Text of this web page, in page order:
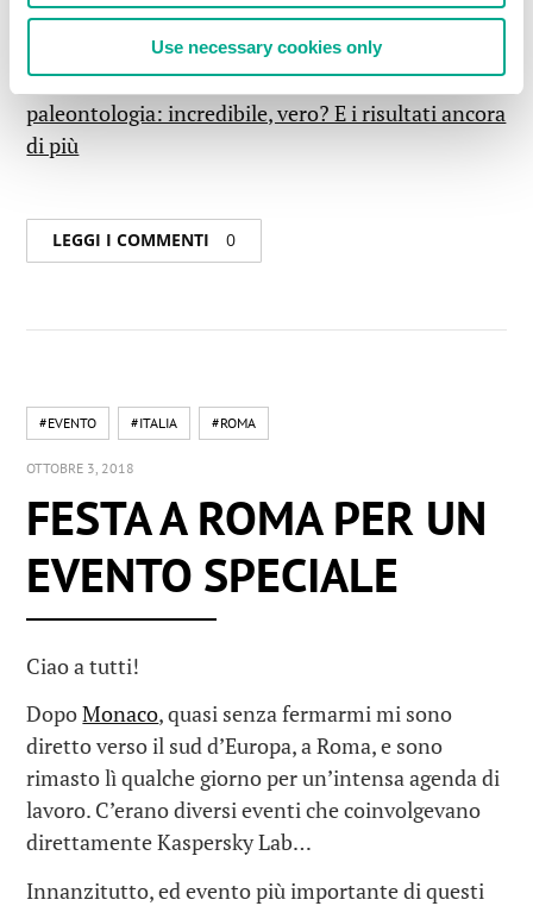
Use necessary cookies only
dell’offerta, abbiamo deciso di proporre un nuovo
servizio sul mercato:Kaspersky Managed
Protection.Continua a leggere:Cyber-
paleontologia: incredibile, vero? E i risultati ancora
di più
LEGGI I COMMENTI 0
#EVENTO #ITALIA #ROMA
OTTOBRE 3, 2018
FESTA A ROMA PER UN
EVENTO SPECIALE
Ciao a tutti!
DopoMonaco, quasi senza fermarmi mi sono
diretto verso il sud d’Europa, a Roma, e sono
rimasto lì qualche giorno per un’intensa agenda di
lavoro. C’erano diversi eventi che coinvolgevano
direttamente Kaspersky Lab…
Innanzitutto, ed evento più importante di questi